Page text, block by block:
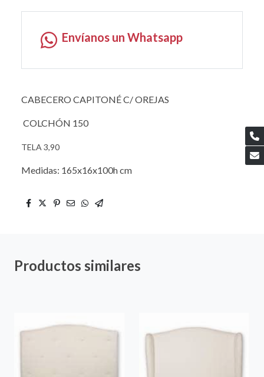
Envíanos un Whatsapp
CABECERO CAPITONÉ C/ OREJAS
COLCHÓN 150
TELA 3,90
Medidas: 165x16x100h cm
Productos similares